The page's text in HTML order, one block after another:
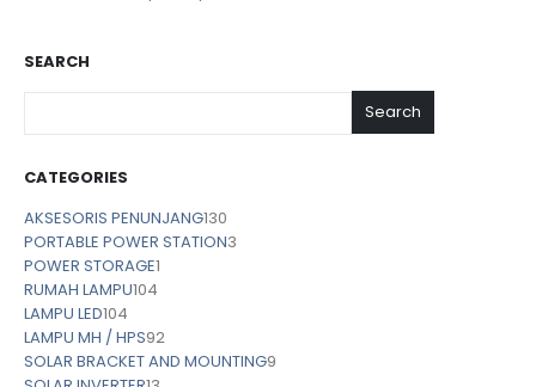
SEARCH
Search
CATEGORIES
AKSESORIS PENUNJANG130
PORTABLE POWER STATION3
POWER STORAGE1
RUMAH LAMPU104
LAMPU LED104
LAMPU MH / HPS92
SOLAR BRACKET AND MOUNTING9